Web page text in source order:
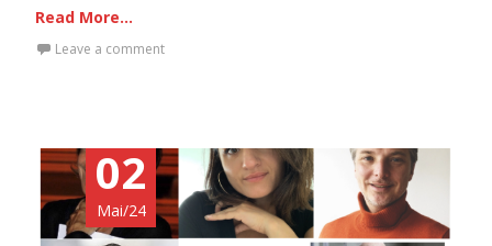
Read More...
Leave a comment
02
Mai/24